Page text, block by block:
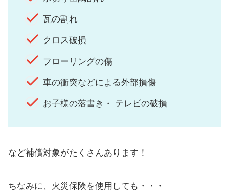
瓦の割れ
クロス破損
フローリングの傷
車の衝突などによる外部損傷
お子様の落書き・ テレビの破損
など補償対象がたくさんあります！
ちなみに、火災保険を使用しても・・・